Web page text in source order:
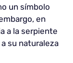
un símbolo
en
a la serpiente
su naturaleza